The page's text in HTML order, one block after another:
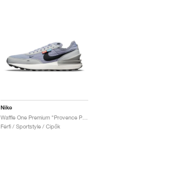
Nike
Férfi / Sportstyle / Cipők